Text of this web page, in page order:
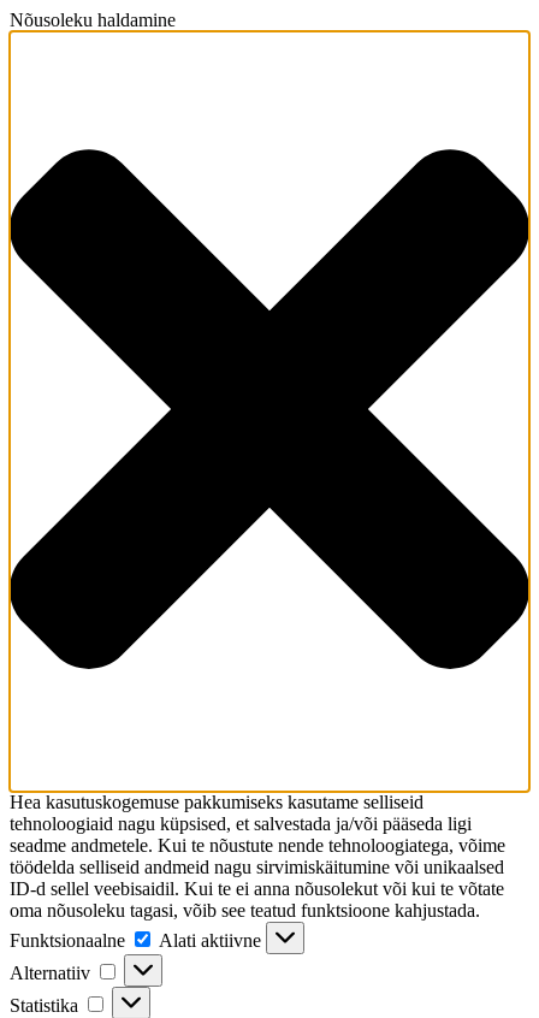
Nõusoleku haldamine
Hea kasutuskogemuse pakkumiseks kasutame selliseid
tehnoloogiaid nagu küpsised, et salvestada ja/või pääseda ligi
seadme andmetele. Kui te nõustute nende tehnoloogiatega, võime
töödelda selliseid andmeid nagu sirvimiskäitumine või unikaalsed
ID-d sellel veebisaidil. Kui te ei anna nõusolekut või kui te võtate
oma nõusoleku tagasi, võib see teatud funktsioone kahjustada.
Funktsionaalne
Funktsionaalne
Alati aktiivne
Alternatiiv
Alternatiiv
Statistika Statistika